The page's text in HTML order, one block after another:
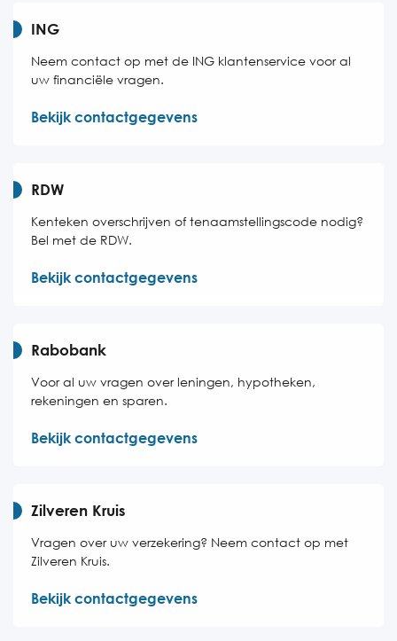
ING
Neem contact op met de ING klantenservice voor al
uw financiële vragen.
Bekijk contactgegevens
RDW
Kenteken overschrijven of tenaamstellingscode nodig?
Bel met de RDW.
Bekijk contactgegevens
Rabobank
Voor al uw vragen over leningen, hypotheken,
rekeningen en sparen.
Bekijk contactgegevens
Zilveren Kruis
Vragen over uw verzekering? Neem contact op met
Zilveren Kruis.
Bekijk contactgegevens